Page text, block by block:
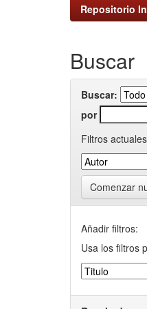
Repositorio
Buscar
Buscar:
por
Filtros
Comenzar
Añadir filtros:
Usa los filtros